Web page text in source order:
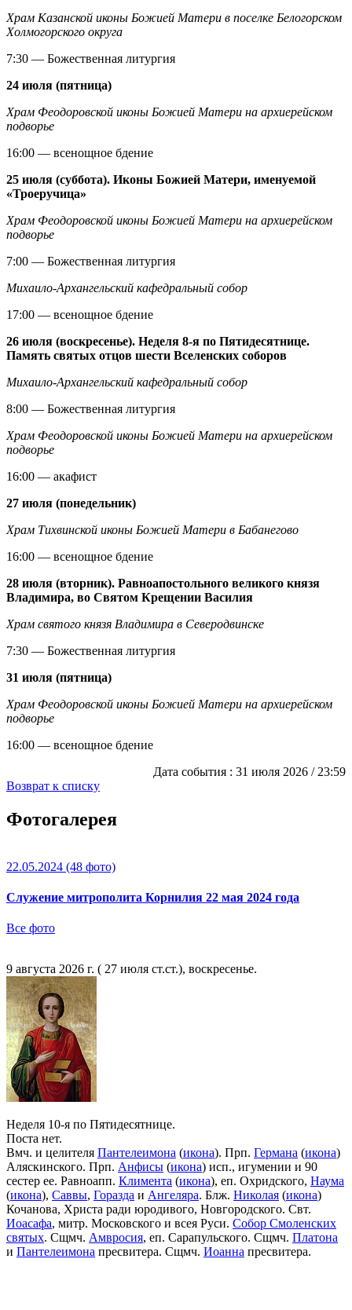
Храм Казанской иконы Божией Матери в поселке Белогорском
Холмогорского округа
7:30 — Божественная литургия
24 июля (пятница)
Храм Феодоровской иконы Божией Матери на архиерейском
подворье
16:00 — всенощное бдение
25 июля (суббота). Иконы Божией Матери, именуемой
«Троеручица»
Храм Феодоровской иконы Божией Матери на архиерейском
подворье
7:00 — Божественная литургия
Михаило-Архангельский кафедральный собор
17:00 — всенощное бдение
26 июля (воскресенье). Неделя 8-я по Пятидесятнице.
Память святых отцов шести Вселенских соборов
Михаило-Архангельский кафедральный собор
8:00 — Божественная литургия
Храм Феодоровской иконы Божией Матери на архиерейском
подворье
16:00 — акафист
27 июля (понедельник)
Храм Тихвинской иконы Божией Матери в Бабанегово
16:00 — всенощное бдение
28 июля (вторник). Равноапостольного великого князя
Владимира, во Святом Крещении Василия
Храм святого князя Владимира в Северодвинске
7:30 — Божественная литургия
31 июля (пятница)
Храм Феодоровской иконы Божией Матери на архиерейском
подворье
16:00 — всенощное бдение
Дата события : 31 июля 2026 / 23:59
Возврат к списку
Фотогалерея
22.05.2024 (48 фото)
Служение митрополита Корнилия 22 мая 2024 года
Все фото
9 августа 2026 г. ( 27 июля ст.ст.), воскресенье.
Неделя 10-я по Пятидесятнице.
Поста нет.
Вмч. и целителя Пантелеимона (икона). Прп. Германа (икона)
Аляскинского. Прп. Анфисы (икона) исп., игумении и 90
сестер ее. Равноапп. Климента (икона), еп. Охридского, Наума
(икона), Саввы, Горазда и Ангеляра. Блж. Николая (икона)
Кочанова, Христа ради юродивого, Новгородского. Свт.
Иоасафа, митр. Московского и всея Руси. Собор Смоленских
святых. Сщмч. Амвросия, еп. Сарапульского. Сщмч. Платона
и Пантелеимона пресвитера. Сщмч. Иоанна пресвитера.